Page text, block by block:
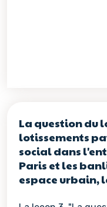
La question du
lotissements
social dans
Paris et les
espace urbain,